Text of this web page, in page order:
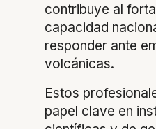
contribuye al
capacidad
responder ante
volcánicas.
Estos
papel clave en